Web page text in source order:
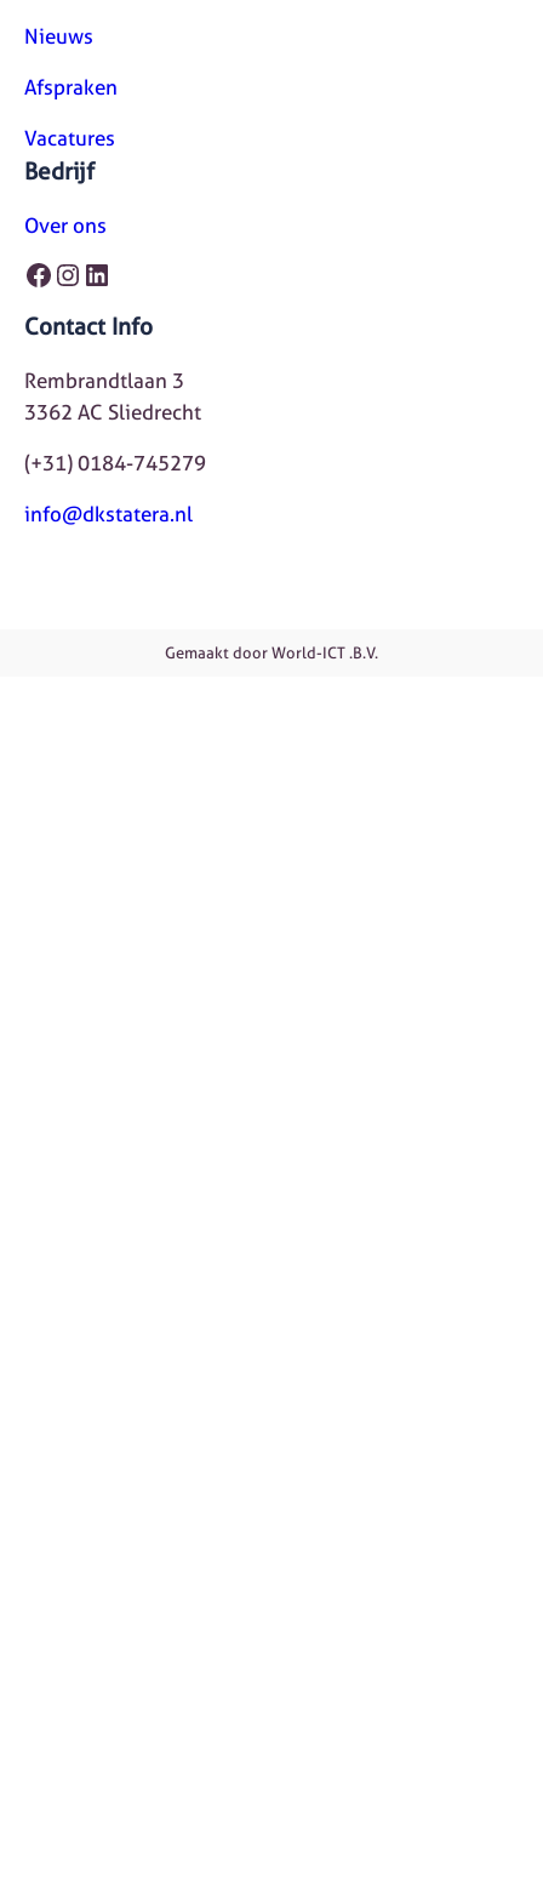
Nieuws
Afspraken
Vacatures
Bedrijf
Over ons
Facebook Instagram LinkedIn
Contact Info
Rembrandtlaan 3
3362 AC Sliedrecht
(+31) 0184-745279
info@dkstatera.nl
Gemaakt door World-ICT .B.V.